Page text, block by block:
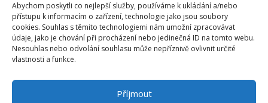
Abychom poskytli co nejlepší služby, používáme k ukládání a/nebo
přístupu k informacím o zařízení, technologie jako jsou soubory
cookies. Souhlas s těmito technologiemi nám umožní zpracovávat
údaje, jako je chování při procházení nebo jedinečná ID na tomto webu.
Nesouhlas nebo odvolání souhlasu může nepříznivě ovlivnit určité
vlastnosti a funkce.
Příjmout